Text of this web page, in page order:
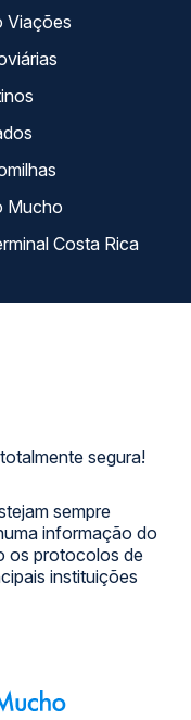
segura!
sempre
informação do
os protocolos de
instituições
Auto Viações
Mucho
La terminal Costa Rica